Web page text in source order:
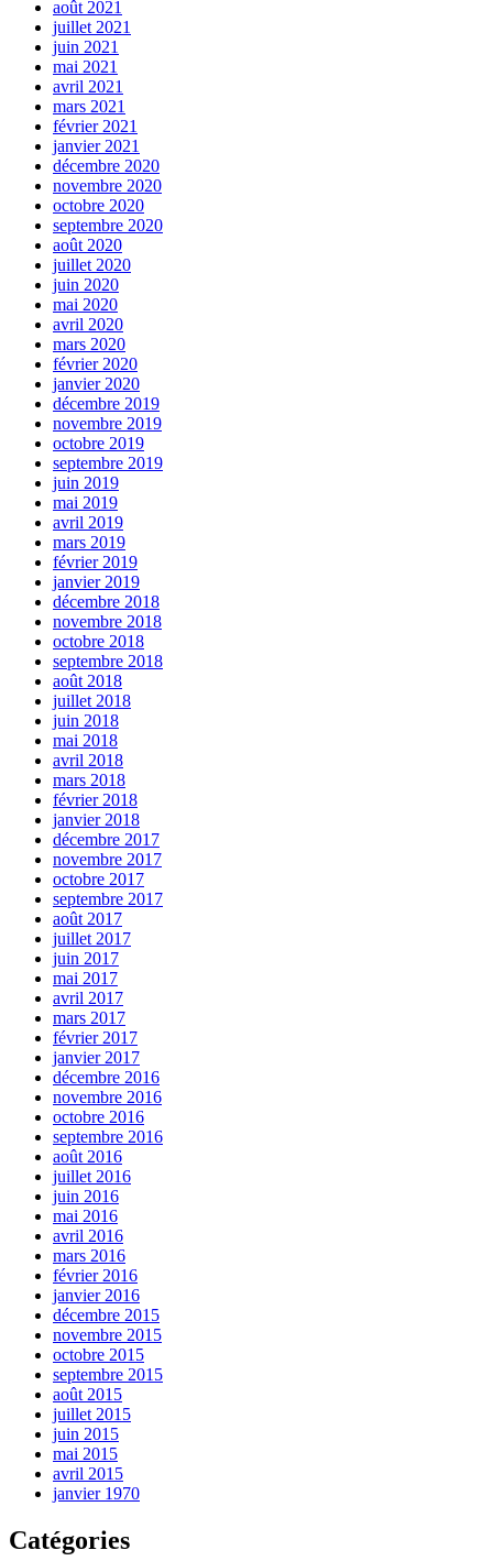
août 2021
juillet 2021
juin 2021
mai 2021
avril 2021
mars 2021
février 2021
janvier 2021
décembre 2020
novembre 2020
octobre 2020
septembre 2020
août 2020
juillet 2020
juin 2020
mai 2020
avril 2020
mars 2020
février 2020
janvier 2020
décembre 2019
novembre 2019
octobre 2019
septembre 2019
juin 2019
mai 2019
avril 2019
mars 2019
février 2019
janvier 2019
décembre 2018
novembre 2018
octobre 2018
septembre 2018
août 2018
juillet 2018
juin 2018
mai 2018
avril 2018
mars 2018
février 2018
janvier 2018
décembre 2017
novembre 2017
octobre 2017
septembre 2017
août 2017
juillet 2017
juin 2017
mai 2017
avril 2017
mars 2017
février 2017
janvier 2017
décembre 2016
novembre 2016
octobre 2016
septembre 2016
août 2016
juillet 2016
juin 2016
mai 2016
avril 2016
mars 2016
février 2016
janvier 2016
décembre 2015
novembre 2015
octobre 2015
septembre 2015
août 2015
juillet 2015
juin 2015
mai 2015
avril 2015
janvier 1970
Catégories